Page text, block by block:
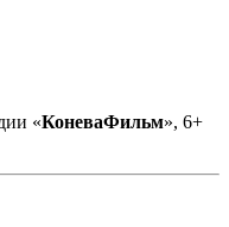
«КоневаФильм», 6+